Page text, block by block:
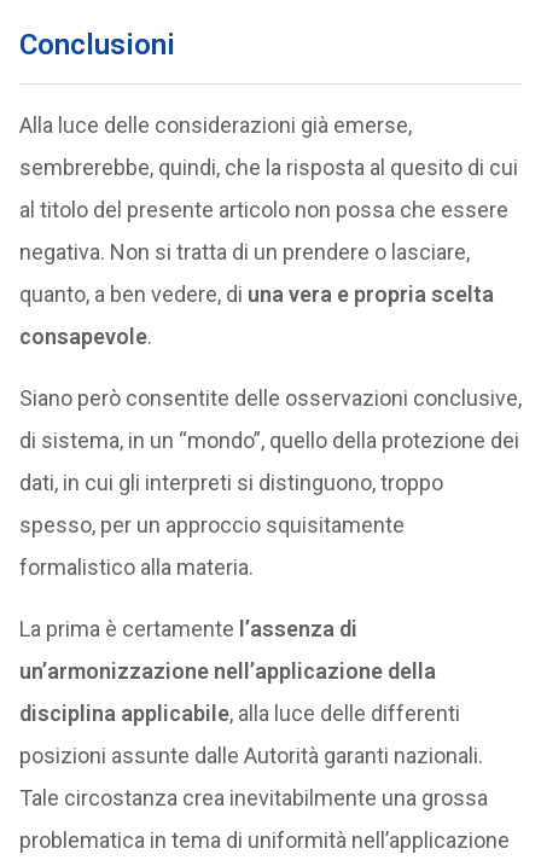
Conclusioni
Alla luce delle considerazioni già emerse,
sembrerebbe, quindi, che la risposta al quesito di cui
al titolo del presente articolo non possa che essere
negativa. Non si tratta di un prendere o lasciare,
quanto, a ben vedere, di una vera e propria scelta
consapevole.
Siano però consentite delle osservazioni conclusive,
di sistema, in un “mondo”, quello della protezione dei
dati, in cui gli interpreti si distinguono, troppo
spesso, per un approccio squisitamente
formalistico alla materia.
La prima è certamente l’assenza di
un’armonizzazione nell’applicazione della
disciplina applicabile, alla luce delle differenti
posizioni assunte dalle Autorità garanti nazionali.
Tale circostanza crea inevitabilmente una grossa
problematica in tema di uniformità nell’applicazione